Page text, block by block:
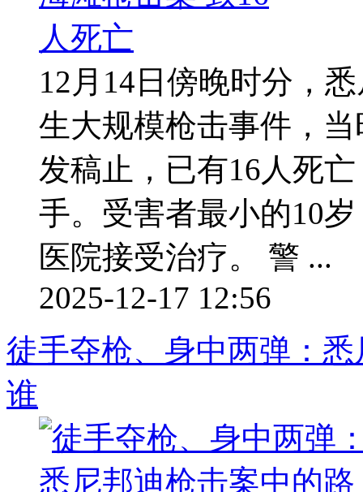
12月14日傍晚时分，
生大规模枪击事件，
发稿止，已有16人死
手。受害者最小的10
医院接受治疗。 警 ...
2025-12-17 12:56
徒手夺枪、身中两弹：
谁